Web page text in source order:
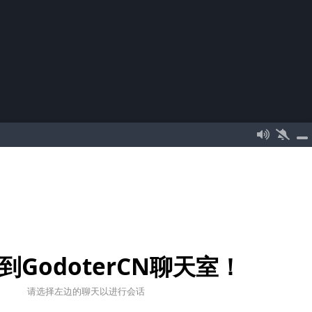
GodoterCN聊天室！
请选择左边的聊天以进行会话